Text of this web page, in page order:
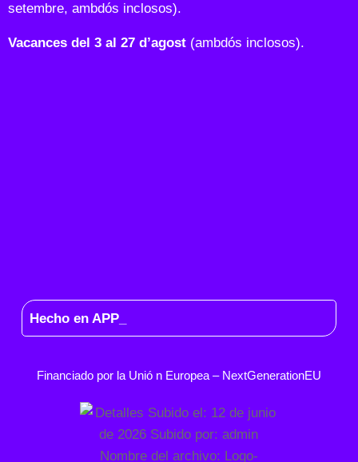
setembre, ambdós inclosos).
Vacances del 3 al 27 d’agost (ambdós inclosos).
Hecho en APP_
Financiado por la Unió n Europea – NextGenerationEU